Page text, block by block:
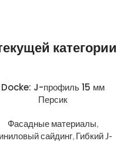
категории
Docke: J-профиль 15 мм
Персик
Фасадные материалы,
сайдинг, Гибкий J-